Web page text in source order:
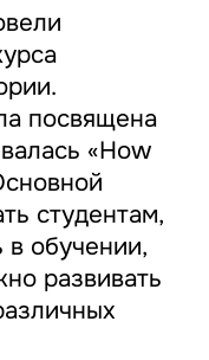
посвящена
«How
студентам,
в обучении,
развивать